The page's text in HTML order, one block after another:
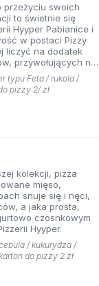
przeżyciu swoich
to świetnie się
w postaci Pizzy
liczyć na dodatek
przywołujących na
ciepły klimat - ser
smak doskonale
czerwoną cebulką,
Jest to pizza
połączeń.
typu Feta / rukola /
pizzy 2/ zł
kolekcji, pizza
mięso,
snuje się i nęci,
a jaka prosta,
czosnkowym
Hyyper.
/ kukurydza /
do pizzy 2 zł